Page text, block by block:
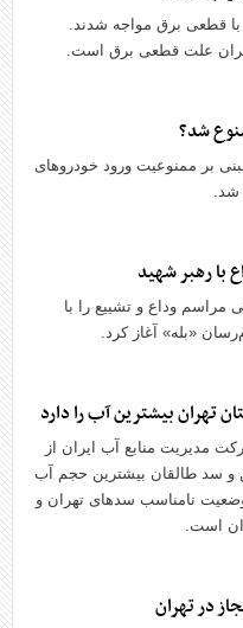
با قطعی برق مواجه شدند.
علت قطعی برق است.
شد؟
بر ممنوعیت ورود خودرو‌های
شد.
با رهبر شهید
مراسم وداع و تشییع را با
«بله» آغاز کرد.
تهران بیشترین آب را دارد
مدیریت منابع آب ایران از
و سد طالقان بیشترین حجم آب
نامناسب سد‌های تهران و
است.